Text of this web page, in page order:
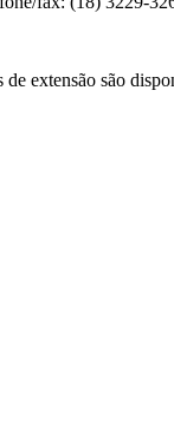
extensão são